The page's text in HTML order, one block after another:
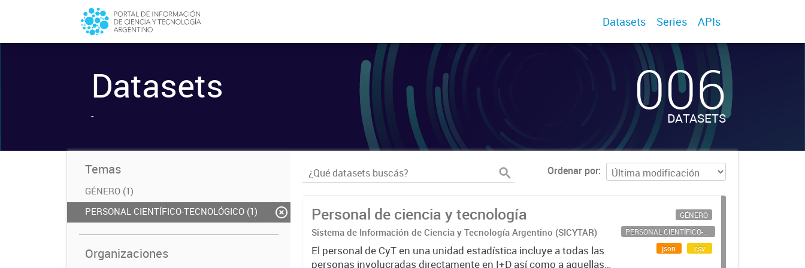
Datasets Series APIs
Datasets
- 006
DATASETS
Temas
GÉNERO (1)
PERSONAL CIENTÍFICO-TECNOLÓGICO (1)
Organizaciones
Ordenar por
Personal de ciencia y tecnología
Sistema de Información de Ciencia y Tecnología Argentino (SICYTAR)
El personal de CyT en una unidad estadística incluye a todas las
personas involucradas directamente en I+D así como a aquellas
GÉNERO
PERSONAL CIENTÍFICO-TECNOLÓGICO
json
csv